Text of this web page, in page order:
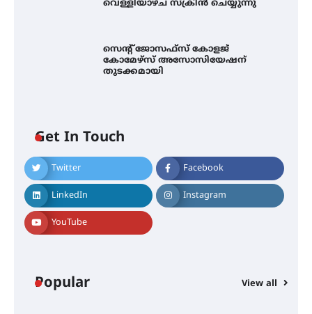
വെള്ളിയാഴ്ച സ്‌ക്രീൻ ചെയ്യുന്നു
സെന്റ് ജോസഫ്സ് കോളജ്
കോമേഴ്‌സ് അസോസിയേഷന്
തുടക്കമായി
Get In Touch
Twitter Facebook
LinkedIn Instagram
YouTube
Popular View all
ഡോക്ടറേറ്റ് നേടിയ എൻ. ആര്യ
വെള്ളിയാഴ്ച സ്‌ക്രീൻ ചെയ്യുന്നു
സെന്റ് ജോസഫ്സ് കോളജ്
കോമേഴ്‌സ് അസോസിയേഷന്
തുടക്കമായി